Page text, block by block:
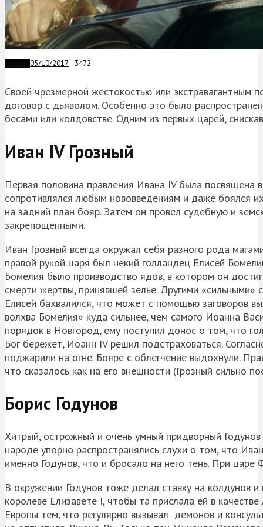
05/10/2017 3472
Своей чрезмерной жестокостью или экстравагантным
договор с дьяволом. Особенно это было
бесами или колдовстве. Одним из первых царей,
Иван IV Грозный
Первая половина правления Ивана IV была посвящена
сопротивлялся любым нововведениям и даже боялся
на задний план бояр. Затем он провел судебную и
закрепощенными.
Иван Грозный всегда окружал себя разного рода
правой рукой царя был некий голландец Елисей
Бомелия было производство ядов, в котором он
смерти жертвы, принявшей зелье. Другими
Елисей бахвалился, что может с помощью заговоров
волхва Бомелия» куда сильнее, чем самого Иоанна
порядок в Новгород, ему поступил донос о том, что
Бог бережет, Иоанн IV решил подстраховаться.
поджарили на огне. Бояре с облегчение выдохнули.
что сказалось как на его внешности (Грозный сильно
Борис Годунов
Хитрый, острожный и очень умный придворный
народе упорно распространялись слухи о том, что
именно Годунов, что и бросало на него тень. При
В окружении Годунов тоже делал ставку на колдунов
королеве Елизавете I, чтобы та прислала ей в
Европы тем, что регулярно вызывал демонов и